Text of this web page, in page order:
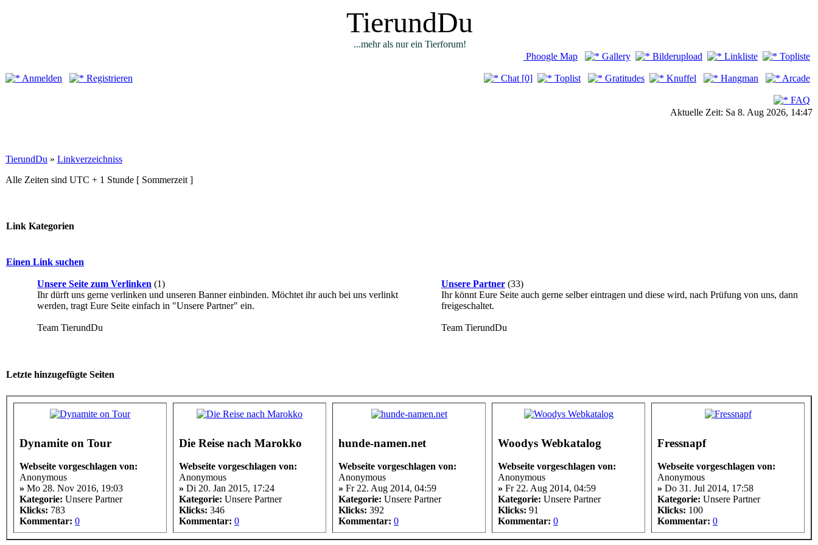
TierundDu
...mehr als nur ein Tierforum!
Anmelden Registrieren
Phoogle Map Gallery Bilderupload Linkliste Topliste
Chat [0] Toplist Gratitudes Knuffel Hangman Arcade
FAQ
Aktuelle Zeit: Sa 8. Aug 2026, 14:47
TierundDu » Linkverzeichniss
Alle Zeiten sind UTC + 1 Stunde [ Sommerzeit ]
Link Kategorien
Einen Link suchen
Unsere Seite zum Verlinken (1)
Ihr dürft uns gerne verlinken und unseren Banner einbinden. Möchtet ihr auch bei uns verlinkt
werden, tragt Eure Seite einfach in "Unsere Partner" ein.
Team TierundDu
Unsere Partner (33)
Ihr könnt Eure Seite auch gerne selber eintragen und diese wird, nach Prüfung von uns, dann
freigeschaltet.
Team TierundDu
Letzte hinzugefügte Seiten
Dynamite on Tour
Webseite vorgeschlagen von:
Anonymous
» Mo 28. Nov 2016, 19:03
Kategorie: Unsere Partner
Klicks: 783
Kommentar: 0
Die Reise nach Marokko
Webseite vorgeschlagen von:
Anonymous
» Di 20. Jan 2015, 17:24
Kategorie: Unsere Partner
Klicks: 346
Kommentar: 0
hunde-namen.net
Webseite vorgeschlagen von:
Anonymous
» Fr 22. Aug 2014, 04:59
Kategorie: Unsere Partner
Klicks: 392
Kommentar: 0
Woodys Webkatalog
Webseite vorgeschlagen von:
Anonymous
» Fr 22. Aug 2014, 04:59
Kategorie: Unsere Partner
Klicks: 91
Kommentar: 0
Fressnapf
Webseite vorgeschlagen von:
Anonymous
» Do 31. Jul 2014, 17:58
Kategorie: Unsere Partner
Klicks: 100
Kommentar: 0